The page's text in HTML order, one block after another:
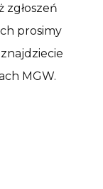
zgłoszeń
prosimy
MGW.